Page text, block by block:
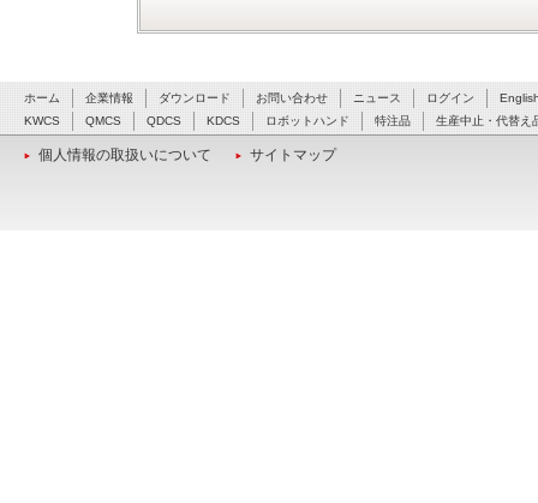
ホーム 企業情報 ダウンロード お問い合わせ ニュース ログイン
KWCS
QMCS QDCS KDCS ロボットハンド 特注品 生産中止・代替え
個人情報の取扱いについて サイトマップ